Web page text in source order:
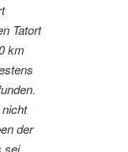
Tatort
km
der
sei